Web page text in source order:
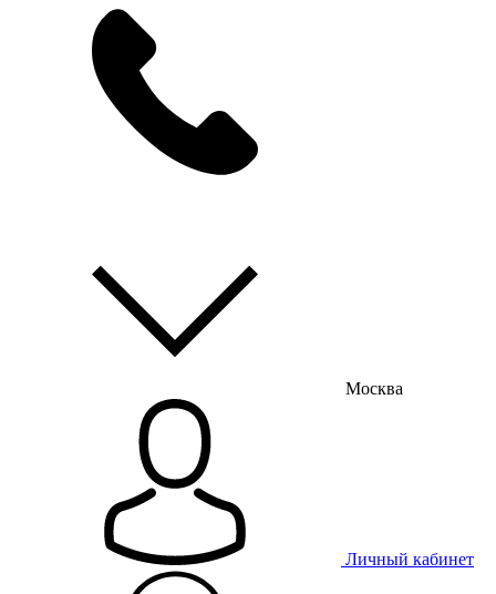
Москва
Личный кабинет